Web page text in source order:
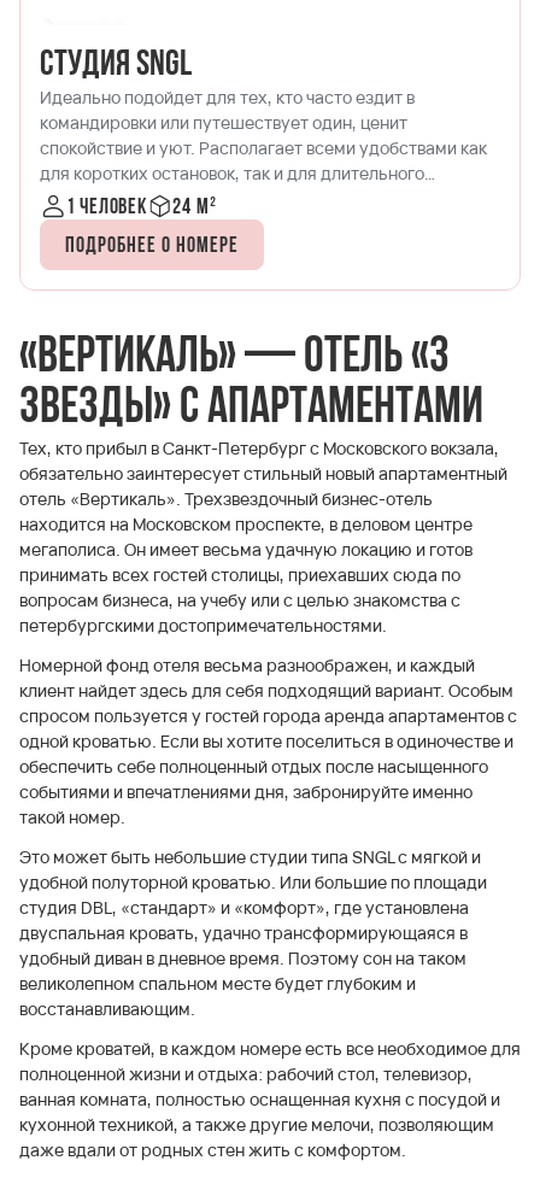
Студия DBL
Двухместный номер, в котором детально продумано
всё для удобства современных путешественников.
Формат, успешно сочетающий в себе спальню и
кухонную зону. Идеально подходит для размещения
одного-двух гостей.
1-2 человека
20-25 м²
Подробнее о номере
«Вертикаль» — отель «3
звезды» с апартаментами
Тех, кто прибыл в Санкт-Петербург с Московского вокзала,
обязательно заинтересует стильный новый апартаментный
отель «Вертикаль». Трехзвездочный бизнес-отель
находится на Московском проспекте, в деловом центре
мегаполиса. Он имеет весьма удачную локацию и готов
принимать всех гостей столицы, приехавших сюда по
вопросам бизнеса, на учебу или с целью знакомства с
петербургскими достопримечательностями.
Номерной фонд отеля весьма разноображен, и каждый
клиент найдет здесь для себя подходящий вариант. Особым
спросом пользуется у гостей города аренда апартаментов с
одной кроватью. Если вы хотите поселиться в одиночестве и
обеспечить себе полноценный отдых после насыщенного
событиями и впечатлениями дня, забронируйте именно
такой номер.
Это может быть небольшие студии типа SNGL с мягкой и
удобной полуторной кроватью. Или большие по площади
студия DBL, «стандарт» и «комфорт», где установлена
двуспальная кровать, удачно трансформирующаяся в
удобный диван в дневное время. Поэтому сон на таком
великолепном спальном месте будет глубоким и
восстанавливающим.
Кроме кроватей, в каждом номере есть все необходимое для
полноценной жизни и отдыха: рабочий стол, телевизор,
ванная комната, полностью оснащенная кухня с посудой и
кухонной техникой, а также другие мелочи, позволяющим
даже вдали от родных стен жить с комфортом.